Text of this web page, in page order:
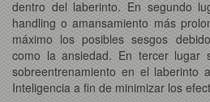
dentro del laberinto. En segundo
handling o amansamiento más
máximo los posibles sesgos
como la ansiedad. En tercer lugar
sobreentrenamiento en el laberinto
Inteligencia a fin de minimizar los